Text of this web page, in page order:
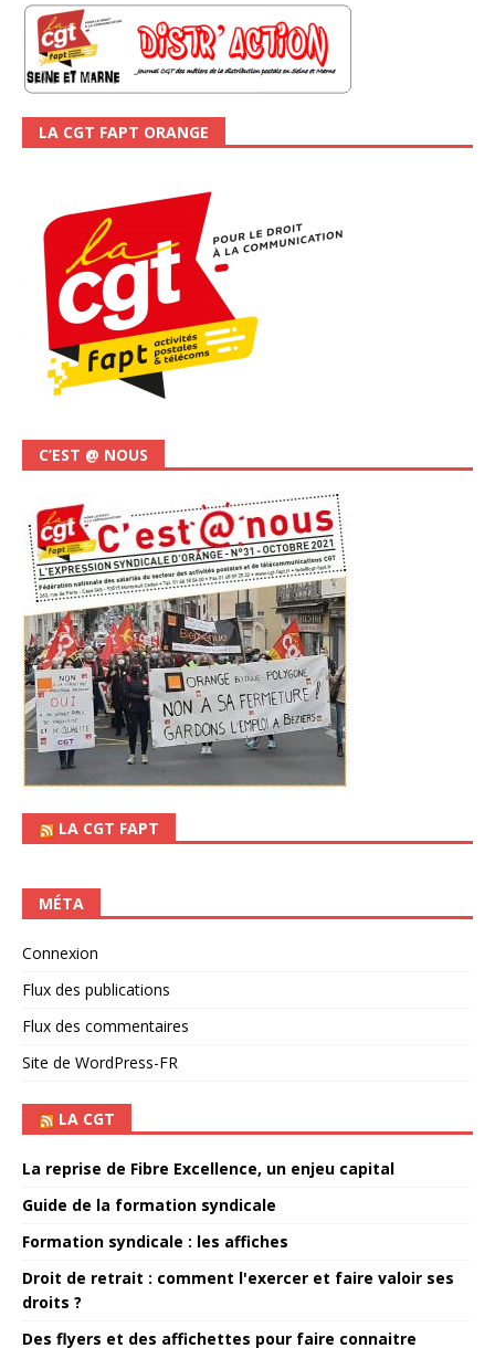
LA CGT FAPT ORANGE
C’EST @ NOUS
LA CGT FAPT
MÉTA
Connexion
Flux des publications
Flux des commentaires
Site de WordPress-FR
LA CGT
La reprise de Fibre Excellence, un enjeu capital
Guide de la formation syndicale
Formation syndicale : les affiches
Droit de retrait : comment l'exercer et faire valoir ses
droits ?
Des flyers et des affichettes pour faire connaitre